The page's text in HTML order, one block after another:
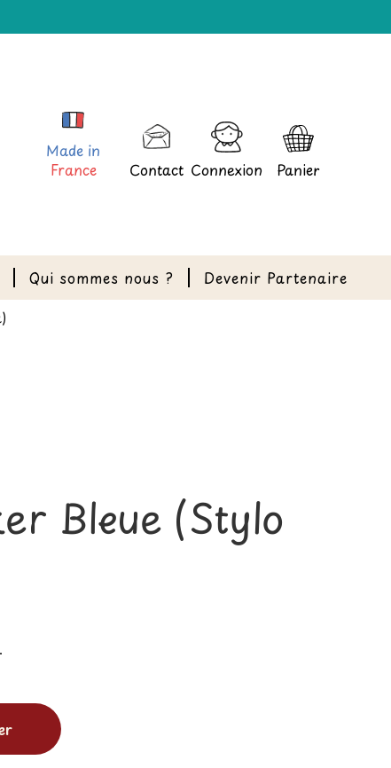
Panier
Connexion
Contact
Made in
France
Qui sommes nous ? Devenir Partenaire
Bleue (Stylo